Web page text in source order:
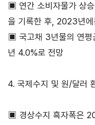
▣ 연간 소비자물가 상
을 기록한 후, 2023년
▣ 국고채 3년물의 연
년 4.0%로 전망
4. 국제수지 및 원/달러
▣ 경상수지 흑자폭은